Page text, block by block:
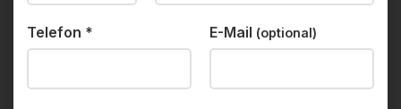
Telefon * E-Mail (optional)